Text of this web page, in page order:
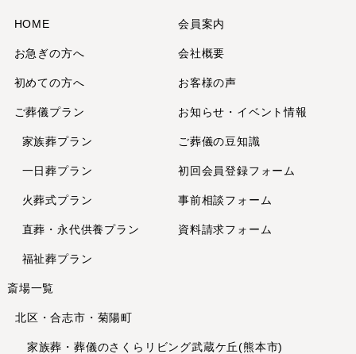
2024年12月
2024年11月
2024年9月
2024年7月
2024年6月
2024年2月
2024年1月
2023年12月
2023年8月
2023年7月
HOME
お急ぎの方へ
初めての方へ
ご葬儀プラン
家族葬プラン
一日葬プラン
火葬式プラン
直葬・永代供養プラン
福祉葬プラン
斎場一覧
北区・合志市・菊陽町
家族葬・葬儀のさくらリビング武蔵ケ丘(熊本市)
会員案内
会社概要
お客様の声
お知らせ・イベント情報
ご葬儀の豆知識
初回会員登録フォーム
事前相談フォーム
資料請求フォーム